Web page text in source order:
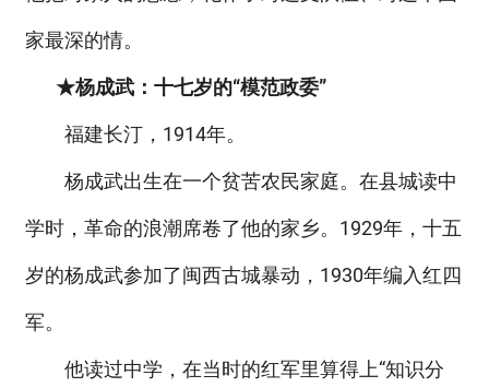
家最深的情。
★杨成武：十七岁的“模范政委”
福建长汀，1914年。
杨成武出生在一个贫苦农民家庭。在县城读中
学时，革命的浪潮席卷了他的家乡。1929年，十五
岁的杨成武参加了闽西古城暴动，1930年编入红四
军。
他读过中学，在当时的红军里算得上“知识分